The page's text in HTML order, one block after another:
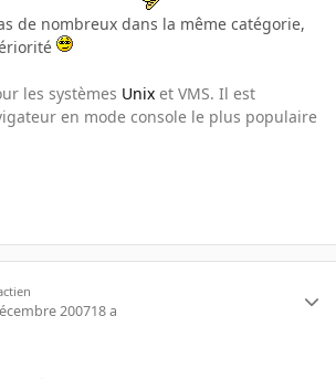
de nombreux dans la même catégorie,
les systèmes Unix et VMS. Il est
en mode console le plus populaire
200718 a